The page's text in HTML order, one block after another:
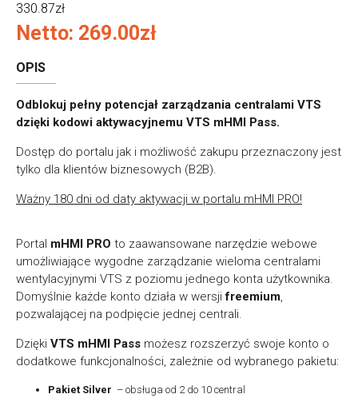
330.87zł
Netto: 269.00zł
OPIS
Odblokuj pełny potencjał zarządzania centralami VTS
dzięki kodowi aktywacyjnemu VTS mHMI Pass.
Dostęp do portalu jak i możliwość zakupu przeznaczony jest
tylko dla klientów biznesowych (B2B).
Ważny 180 dni od daty aktywacji w portalu mHMI PRO!
Portal mHMI PRO to zaawansowane narzędzie webowe
umożliwiające wygodne zarządzanie wieloma centralami
wentylacyjnymi VTS z poziomu jednego konta użytkownika.
Domyślnie każde konto działa w wersjifreemium,
pozwalającej na podpięcie jednej centrali.
Dzięki VTS mHMI Pass możesz rozszerzyć swoje konto o
dodatkowe funkcjonalności, zależnie od wybranego pakietu:
Pakiet Silver – obsługa od 2 do 10 central